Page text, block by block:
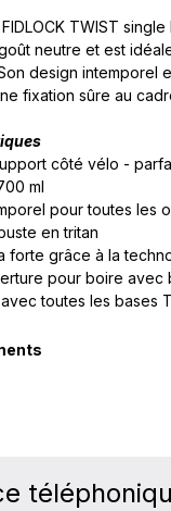
TWIST
neutre et est
design intemporel
fixation sûre au
côté vélo -
ml
pour toutes les
en tritan
forte grâce à la
pour boire avec
toutes les bases